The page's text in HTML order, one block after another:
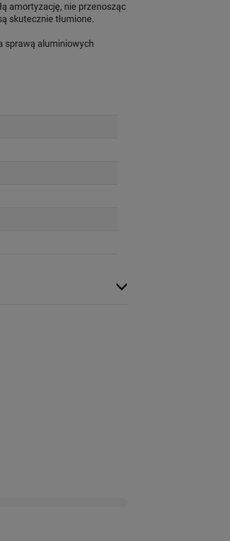
amortyzację, nie przenosząc
skutecznie tłumione.
sprawą aluminiowych